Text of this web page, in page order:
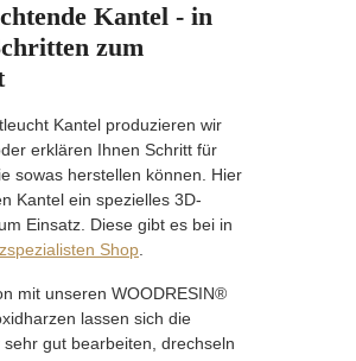
Kantel - in
zum
Kantel produzieren wir
erklären Ihnen Schritt für
sowas herstellen können. Hier
Kantel ein spezielles 3D-
Einsatz. Diese gibt es bei in
Shop.
mit unseren WOODRESIN®
lassen sich die
sehr gut bearbeiten, drechseln